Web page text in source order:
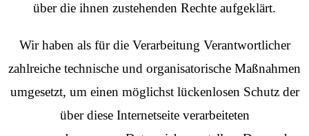
über die ihnen zustehenden Rechte aufgeklärt.
Wir haben als für die Verarbeitung Verantwortlicher
zahlreiche technische und organisatorische Maßnahmen
umgesetzt, um einen möglichst lückenlosen Schutz der
über diese Internetseite verarbeiteten